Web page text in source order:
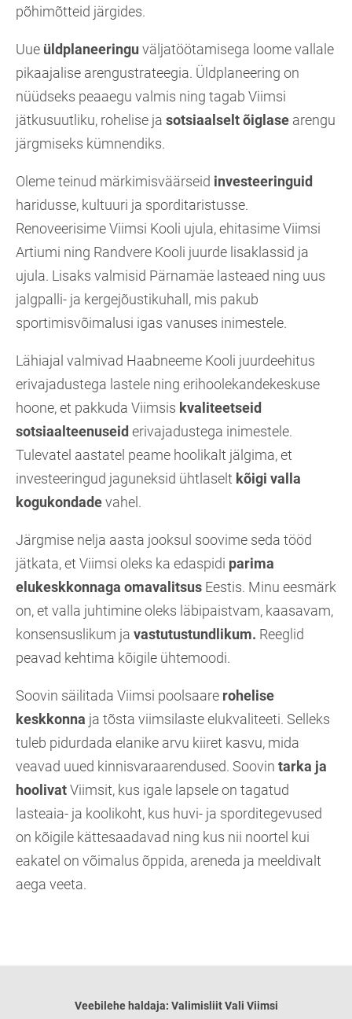
põhimõtteid järgides.
Uue üldplaneeringu väljatöötamisega loome vallale
pikaajalise arengustrateegia. Üldplaneering on
nüüdseks peaaegu valmis ning tagab Viimsi
jätkusuutliku, rohelise ja sotsiaalselt õiglase arengu
järgmiseks kümnendiks.
Oleme teinud märkimisväärseid investeeringuid
haridusse, kultuuri ja sporditaristusse.
Renoveerisime Viimsi Kooli ujula, ehitasime Viimsi
Artiumi ning Randvere Kooli juurde lisaklassid ja
ujula. Lisaks valmisid Pärnamäe lasteaed ning uus
jalgpalli- ja kergejõustikuhall, mis pakub
sportimisvõimalusi igas vanuses inimestele.
Lähiajal valmivad Haabneeme Kooli juurdeehitus
erivajadustega lastele ning erihoolekandekeskuse
hoone, et pakkuda Viimsis kvaliteetseid
sotsiaalteenuseid erivajadustega inimestele.
Tulevatel aastatel peame hoolikalt jälgima, et
investeeringud jaguneksid ühtlaselt kõigi valla
kogukondadevahel.
Järgmise nelja aasta jooksul soovime seda tööd
jätkata, et Viimsi oleks ka edaspidi parima
elukeskkonnaga omavalitsus Eestis. Minu eesmärk
on, et valla juhtimine oleks läbipaistvam, kaasavam,
konsensuslikum ja vastutustundlikum. Reeglid
peavad kehtima kõigile ühtemoodi.
Soovin säilitada Viimsi poolsaare rohelise
keskkonna ja tõsta viimsilaste elukvaliteeti. Selleks
tuleb pidurdada elanike arvu kiiret kasvu, mida
veavad uued kinnisvaraarendused. Soovin tarka ja
hoolivatViimsit, kus igale lapsele on tagatud
lasteaia- ja koolikoht, kus huvi- ja sporditegevused
on kõigile kättesaadavad ning kus nii noortel kui
eakatel on võimalus õppida, areneda ja meeldivalt
aega veeta.
Veebilehe haldaja: Valimisliit Vali Viimsi